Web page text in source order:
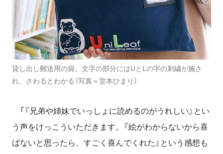
貸し出し郵送用の袋。文字の部分にはUとLの字の刺繍が施さ
れ、さわるとわかる（写真＝堂本ひまり）
「『兄弟や姉妹でいっしょに読めるのがうれしい』とい
う声をけっこういただきます。『絵がわからないから喜
ばないと思ったら、すごく喜んでくれた』という感想も